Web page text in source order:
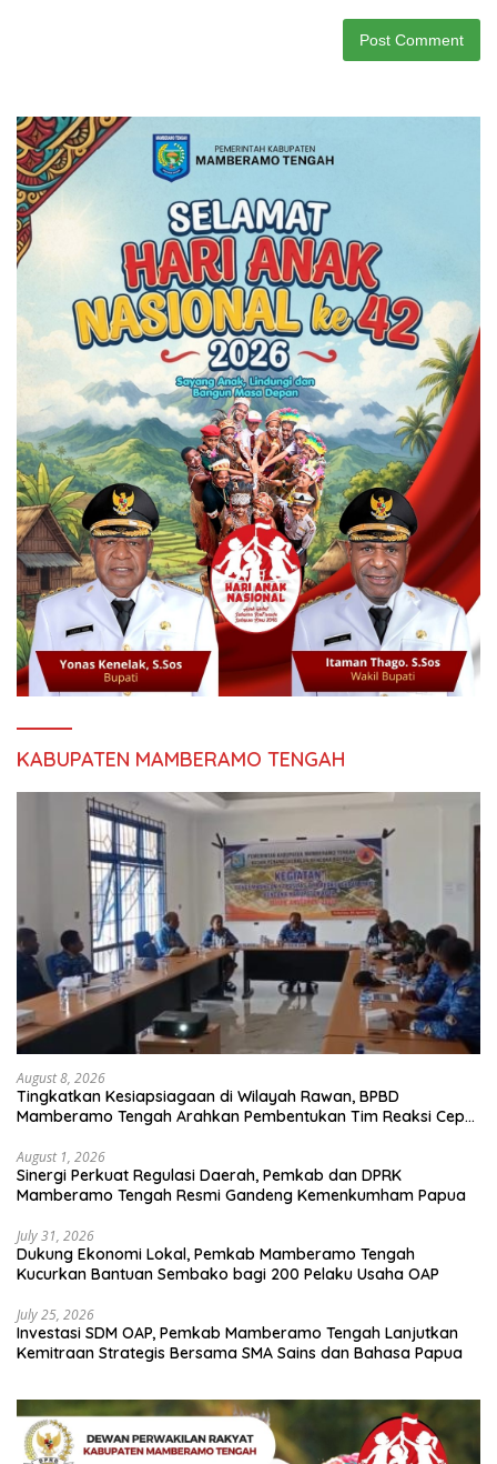
KABUPATEN MAMBERAMO TENGAH
August 8, 2026
Tingkatkan Kesiapsiagaan di Wilayah Rawan, BPBD
Mamberamo Tengah Arahkan Pembentukan Tim Reaksi Cepat
August 1, 2026
Sinergi Perkuat Regulasi Daerah, Pemkab dan DPRK
Mamberamo Tengah Resmi Gandeng Kemenkumham Papua
July 31, 2026
Dukung Ekonomi Lokal, Pemkab Mamberamo Tengah
Kucurkan Bantuan Sembako bagi 200 Pelaku Usaha OAP
July 25, 2026
Investasi SDM OAP, Pemkab Mamberamo Tengah Lanjutkan
Kemitraan Strategis Bersama SMA Sains dan Bahasa Papua